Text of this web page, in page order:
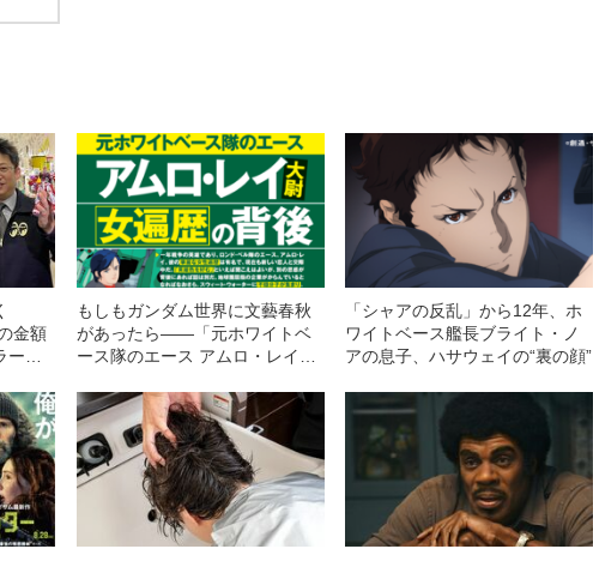
金額
ー兼
もしもガンダム世界に文藝春秋
があったら——「元ホワイトベ
ース隊のエース アムロ・レイ大
惑」
「シャアの反乱」から12年、ホ
ワイトベース艦長ブライト・ノ
アの息子、ハサウェイの“裏の顔”